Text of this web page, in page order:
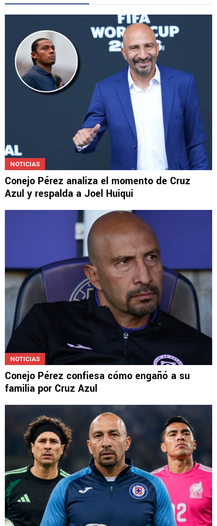
NOTICIAS
Conejo Pérez analiza el momento de Cruz
Azul y respalda a Joel Huiqui
NOTICIAS
Conejo Pérez confiesa cómo engañó a su
familia por Cruz Azul